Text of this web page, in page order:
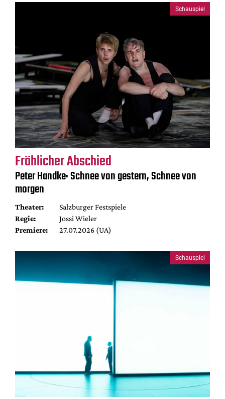
Schauspiel
Fröhlicher Abschied
Peter Handke: Schnee von gestern, Schnee von
morgen
Theater:
Salzburger Festspiele
Regie:
Jossi Wieler
Premiere:
27.07.2026 (UA)
Schauspiel